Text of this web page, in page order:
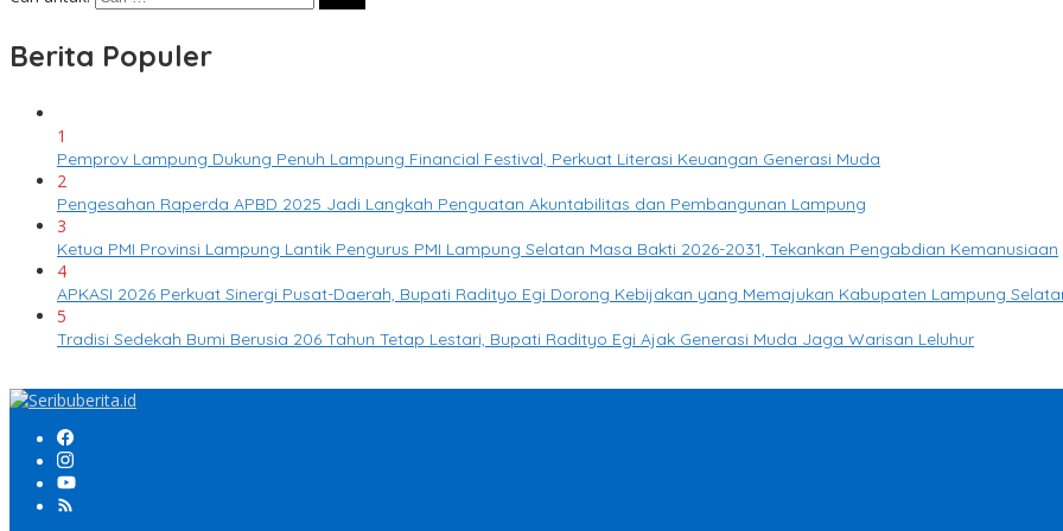
Berita Populer
1
Pemprov Lampung Dukung Penuh Lampung Financial Festival, Perkuat Literasi Keuangan Generasi Muda
2
Pengesahan Raperda APBD 2025 Jadi Langkah Penguatan Akuntabilitas dan Pembangunan Lampung
3
Ketua PMI Provinsi Lampung Lantik Pengurus PMI Lampung Selatan Masa Bakti 2026-2031, Tekankan Pengabdian Kemanusiaan
4
APKASI 2026 Perkuat Sinergi Pusat-Daerah, Bupati Radityo Egi Dorong Kebijakan yang Memajukan Kabupaten Lampung
5
Tradisi Sedekah Bumi Berusia 206 Tahun Tetap Lestari, Bupati Radityo Egi Ajak Generasi Muda Jaga Warisan Leluhur